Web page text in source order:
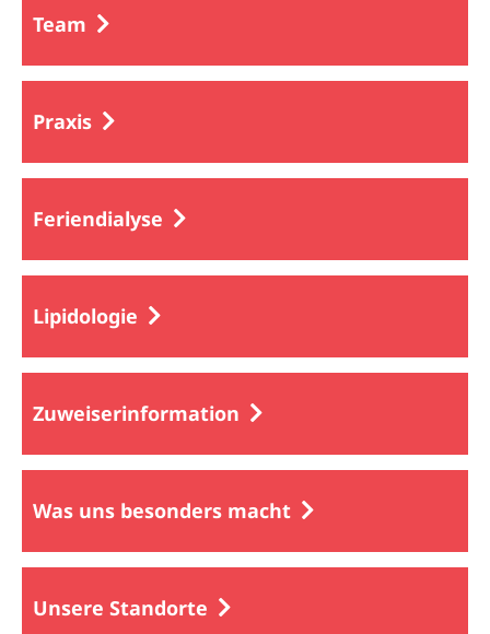
Team
Praxis
Feriendialyse
Lipidologie
Zuweiserinformation
Was uns besonders macht
Unsere Standorte